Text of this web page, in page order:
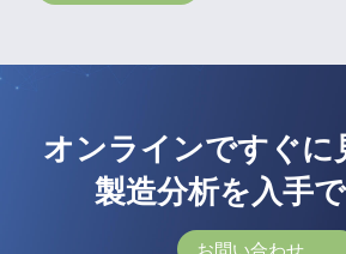
オンラインですぐに
製造分析を入手